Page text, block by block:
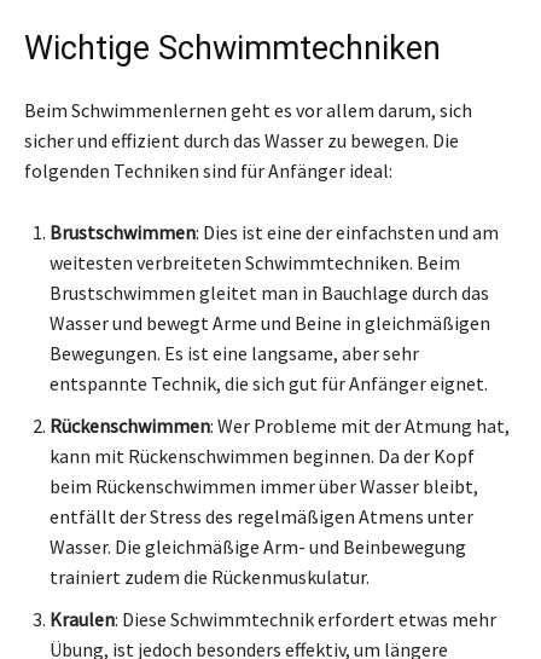
Wichtige Schwimmtechniken
Beim Schwimmenlernen geht es vor allem darum, sich
sicher und effizient durch das Wasser zu bewegen. Die
folgenden Techniken sind für Anfänger ideal:
Brustschwimmen: Dies ist eine der einfachsten und am
weitesten verbreiteten Schwimmtechniken. Beim
Brustschwimmen gleitet man in Bauchlage durch das
Wasser und bewegt Arme und Beine in gleichmäßigen
Bewegungen. Es ist eine langsame, aber sehr
entspannte Technik, die sich gut für Anfänger eignet.
Rückenschwimmen: Wer Probleme mit der Atmung hat,
kann mit Rückenschwimmen beginnen. Da der Kopf
beim Rückenschwimmen immer über Wasser bleibt,
entfällt der Stress des regelmäßigen Atmens unter
Wasser. Die gleichmäßige Arm- und Beinbewegung
trainiert zudem die Rückenmuskulatur.
Kraulen: Diese Schwimmtechnik erfordert etwas mehr
Übung, ist jedoch besonders effektiv, um längere